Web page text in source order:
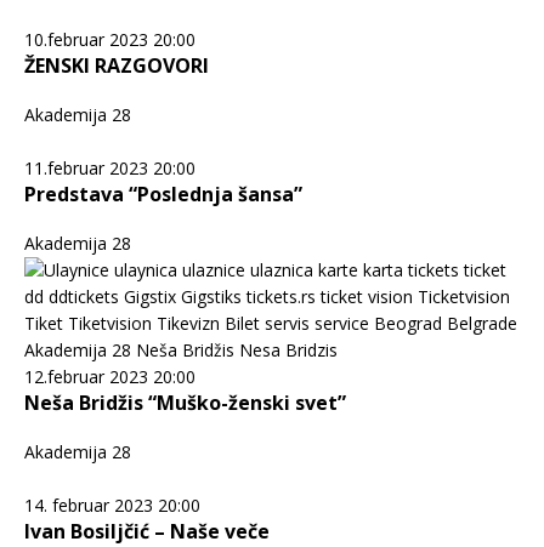
10.februar 2023 20:00
ŽENSKI RAZGOVORI
Akademija 28
11.februar 2023 20:00
Predstava “Poslednja šansa”
Akademija 28
12.februar 2023 20:00
Neša Bridžis “Muško-ženski svet”
Akademija 28
14. februar 2023 20:00
Ivan Bosiljčić – Naše veče